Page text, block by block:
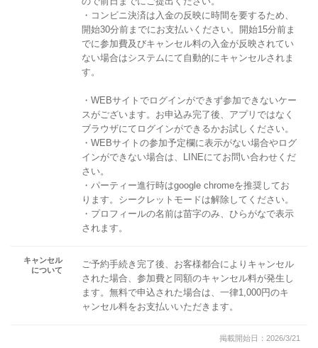
・コンビニ決済は入金の反映に時間を要するため、
開始30分前までにお支払いください。開始15分前ま
でに参加費及びキャンセル料の入金が反映されてい
ない場合はシステムにて自動的にキャンセルされま
す。
・WEBサイトでログインができず参加できないケー
スがございます。お申込み完了後、アプリではなく
ブラウザにてログインができるかお試しください。
・WEBサイトの参加予定欄に表示がない場合やログ
インができない場合は、LINEにてお問い合わせくだ
さい。
・パーティー進行時はgoogle chromeを推奨してお
ります。シークレットモードは解除してください。
・プロフィールの名前は苗字のみ、ひらがなで表示
されます。
キャンセル
について
ご予約手続き完了後、お客様都合によりキャンセル
された場合、参加費と同額のキャンセル料が発生し
ます。無料で申込された場合は、一律1,000円のキ
ャンセル料をお支払いいただきます。
掲載開始日：2026/3/21